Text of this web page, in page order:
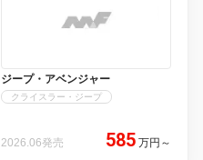
ジープ・アベンジャー
クライスラー・ジープ
2026.06発売 585 万円 ～